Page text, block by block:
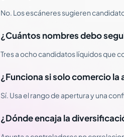
No. Los escáneres sugieren
¿Cuántos nombres debo
Tres a ocho candidatos líquidos que
¿Funciona si solo comercio la
Sí. Usa el rango de apertura y una
¿Dónde encaja la